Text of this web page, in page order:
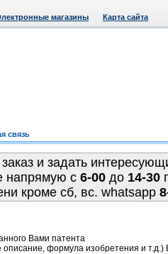
магазины Карта сайта
связь
и задать
напрямую c 6-00до 14-30
кроме сб, вс. whatsapp
Вами патента
формула изобретения и